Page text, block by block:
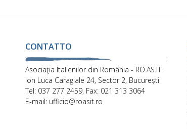
CONTATTO
Asociaţia Italienilor din România - RO.AS.IT.
Ion Luca Caragiale 24, Sector 2, București
Tel: 037 277 2459, Fax: 021 313 3064
E-mail: ufficio@roasit.ro